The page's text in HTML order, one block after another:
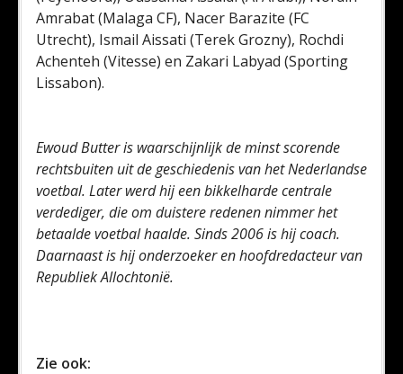
Amrabat (Malaga CF), Nacer Barazite (FC
Utrecht), Ismail Aissati (Terek Grozny), Rochdi
Achenteh (Vitesse) en Zakari Labyad (Sporting
Lissabon).
Ewoud Butter is waarschijnlijk de minst scorende
rechtsbuiten uit de geschiedenis van het Nederlandse
voetbal. Later werd hij een bikkelharde centrale
verdediger, die om duistere redenen nimmer het
betaalde voetbal haalde. Sinds 2006 is hij coach.
Daarnaast is hij onderzoeker en hoofdredacteur van
Republiek Allochtonië.
Zie ook: